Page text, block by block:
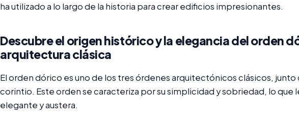
ha utilizado a lo largo de la historia para crear edificios impresionantes.
Descubre el origen histórico y la elegancia del orden
arquitectura clásica
El orden dórico es uno de los tres órdenes arquitectónicos clásicos, junto
corintio. Este orden se caracteriza por su simplicidad y sobriedad, lo que
elegante y austera.